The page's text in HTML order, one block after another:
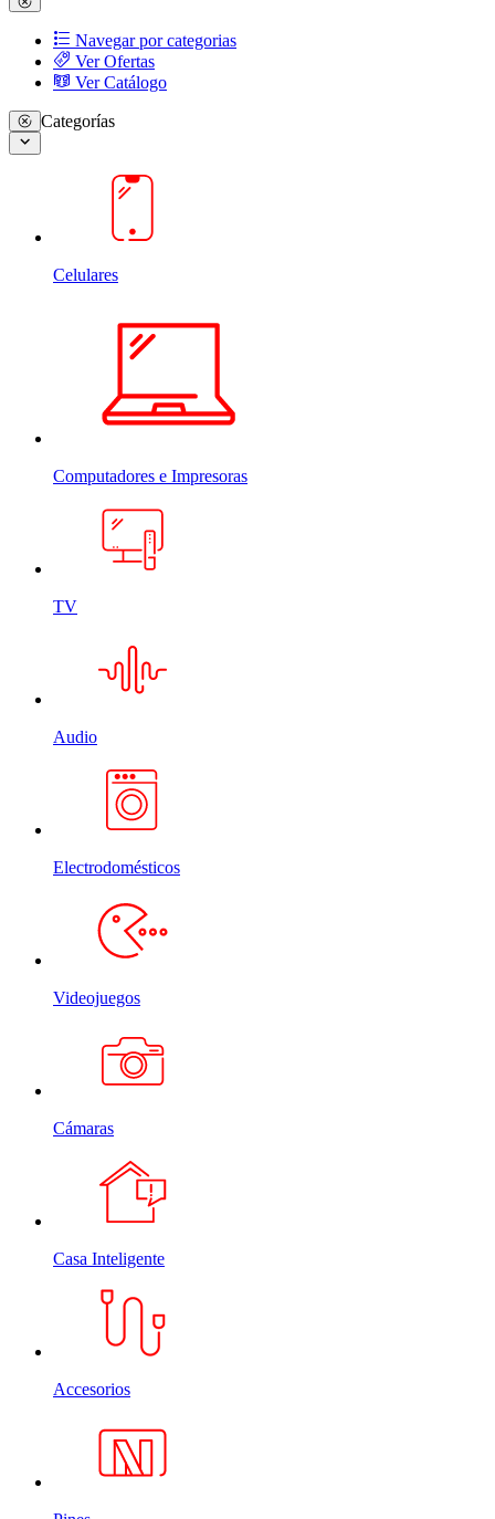
Navegar por categorias
Ver Ofertas
Ver Catálogo
Categorías
Celulares
Computadores e Impresoras
TV
Audio
Electrodomésticos
Videojuegos
Cámaras
Casa Inteligente
Accesorios